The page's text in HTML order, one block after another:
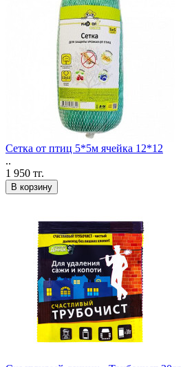
Сетка от птиц 5*5м ячейка 12*12
..
1 950 тг.
В корзину